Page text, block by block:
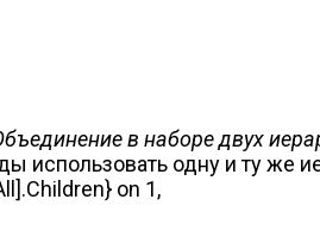
в наборе двух
одну и ту же
on 1,